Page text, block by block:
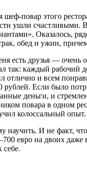
повар этого
ушли счастливыми.
Оказалось,
обед и ужин,
есть друзья — очень
так: каждый рабочий
отлично и всем
Если было
деньги, и
повара в одном
колоссальный опыт.
И не факт,
евро на двоих
себе.